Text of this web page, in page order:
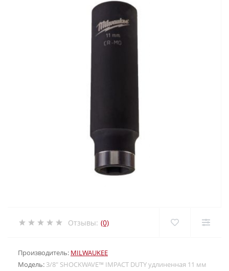
Отзывы: (0)
Производитель: MILWAUKEE
Модель: 3/8″ SHOCKWAVE™ IMPACT DUTY удлиненная 11 мм